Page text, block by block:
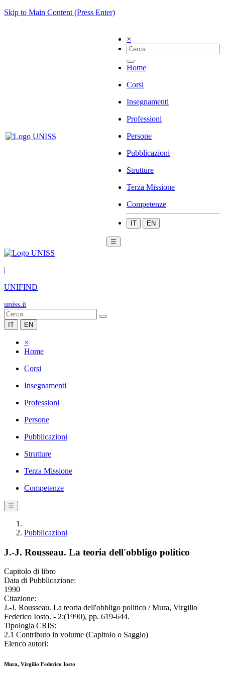
Skip to Main Content (Press Enter)
×
Home
Corsi
Insegnamenti
Professioni
Persone
Pubblicazioni
Strutture
Terza Missione
Competenze
IT EN
☰
|
UNIFIND
uniss.it
IT EN
×
Home
Corsi
Insegnamenti
Professioni
Persone
Pubblicazioni
Strutture
Terza Missione
Competenze
☰
Pubblicazioni
J.-J. Rousseau. La teoria dell'obbligo politico
Capitolo di libro
Data di Pubblicazione:
1990
Citazione:
J.-J. Rousseau. La teoria dell'obbligo politico / Mura, Virgilio
Federico Iosto. - 2:(1990), pp. 619-644.
Tipologia CRIS:
2.1 Contributo in volume (Capitolo o Saggio)
Elenco autori:
Mura, Virgilio Federico Iosto